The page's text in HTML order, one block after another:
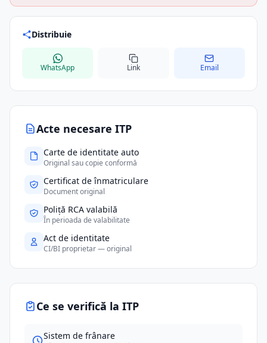
Acte necesare ITP
Carte de identitate auto
Original sau copie conformă
Certificat de înmatriculare
Document original
Poliță RCA valabilă
În perioada de valabilitate
Act de identitate
CI/BI proprietar — original
Ce se verifică la ITP
Sistem de frânare
Distribuie
WhatsApp Link Email